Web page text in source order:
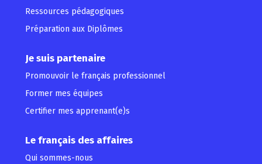
Ressources pédagogiques
Préparation aux Diplômes
Je suis partenaire
Promouvoir le français professionnel
Former mes équipes
Certifier mes apprenant(e)s
Le français des affaires
Qui sommes-nous